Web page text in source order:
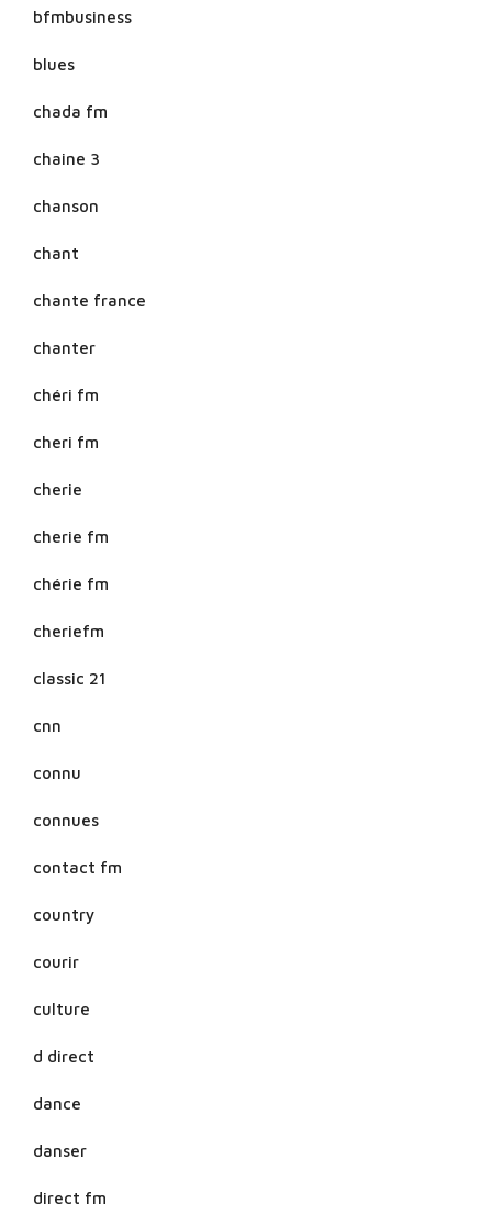
bfmbusiness
blues
chada fm
chaine 3
chanson
chant
chante france
chanter
chéri fm
cheri fm
cherie
cherie fm
chérie fm
cheriefm
classic 21
cnn
connu
connues
contact fm
country
courir
culture
d direct
dance
danser
direct fm